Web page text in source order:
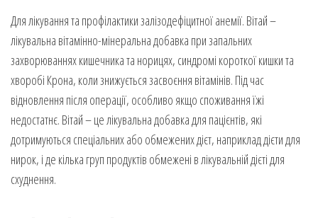
Для лікування та профілактики залізодефіцитної анемії. Вітай –
лікувальна вітамінно-мінеральна добавка при запальних
захворюваннях кишечника та норицях, синдромі короткої кишки та
хворобі Крона, коли знижується засвоєння вітамінів. Під час
відновлення після операції, особливо якщо споживання їжі
недостатнє. Вітай – це лікувальна добавка для пацієнтів, які
дотримуються спеціальних або обмежених дієт, наприклад дієти для
нирок, і де кілька груп продуктів обмежені в лікувальній дієті для
схуднення.